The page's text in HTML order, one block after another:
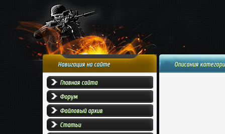
Навигация на сайте
Главная сайта
Форум
Файловый архив
Статьи
Описания